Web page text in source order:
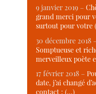
9 janvier 2019 –
grand merci pour
surtout pour votre
30 décembre 2018
Somptueuse et
merveilleux poète
17 février 2018 –
date, j’ai changé
contact : (…)